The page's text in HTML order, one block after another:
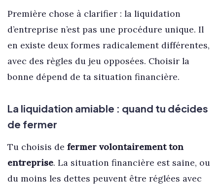
Première chose à clarifier : la liquidation
d’entreprise n’est pas une procédure unique. Il
en existe deux formes radicalement différentes,
avec des règles du jeu opposées. Choisir la
bonne dépend de ta situation financière.
La liquidation amiable : quand tu décides
de fermer
Tu choisis de fermer volontairement ton
entreprise. La situation financière est saine, ou
du moins les dettes peuvent être réglées avec